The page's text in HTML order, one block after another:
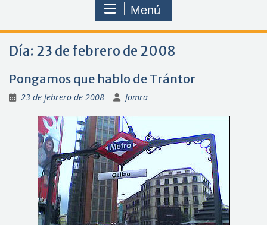
Menú
Día: 23 de febrero de 2008
Pongamos que hablo de Trántor
23 de febrero de 2008 Jomra